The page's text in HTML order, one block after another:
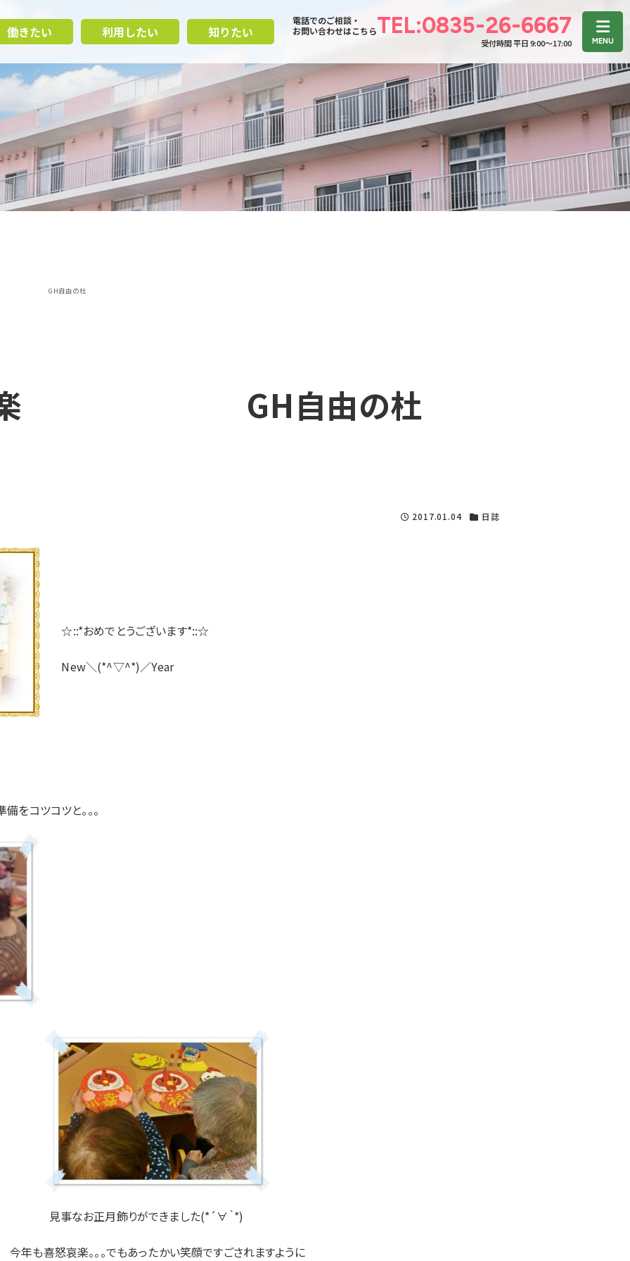
働きたい 利用したい 知りたい
電話でのご相談・
お問い合わせはこちらTEL:0835-26-6667
受付時間 平日 9:00〜17:00
楽 GH自由の杜
楽 GH自由の杜
2017.01.04 日誌
☆::*おめでとうございます*::☆
New＼(*^▽^*)／Year
をコツコツと。。。
見事なお正月飾りができました(*´∀｀*)
今年も喜怒哀楽。。。でもあったかい笑顔ですごされますように